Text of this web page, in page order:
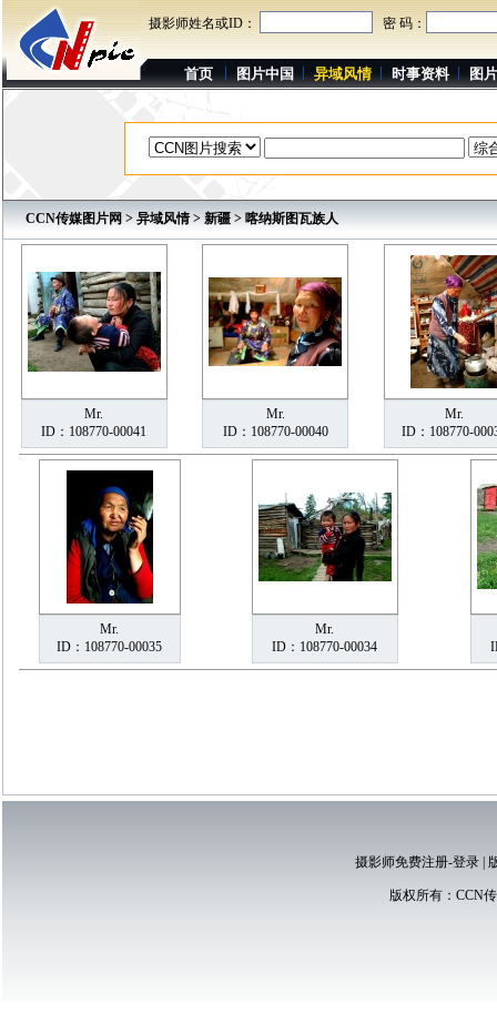
摄影师姓名或ID： 密 码：
首页 图片中国 异域风情 时事资料 图
CCN传媒图片网 > 异域风情> 新疆 > 喀纳斯图瓦族人
Mr.
ID：108770-00041
Mr.
ID：108770-00040
Mr.
ID：108770-
Mr.
ID：108770-00035
Mr.
ID：108770-00034
摄影师免费注册-登录|
版权所有： CCN